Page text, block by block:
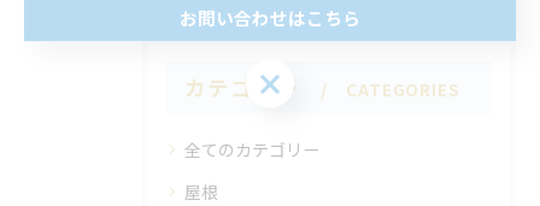
カテゴリー CATEGORIES
全てのカテゴリー
屋根
お問い合わせはこちら